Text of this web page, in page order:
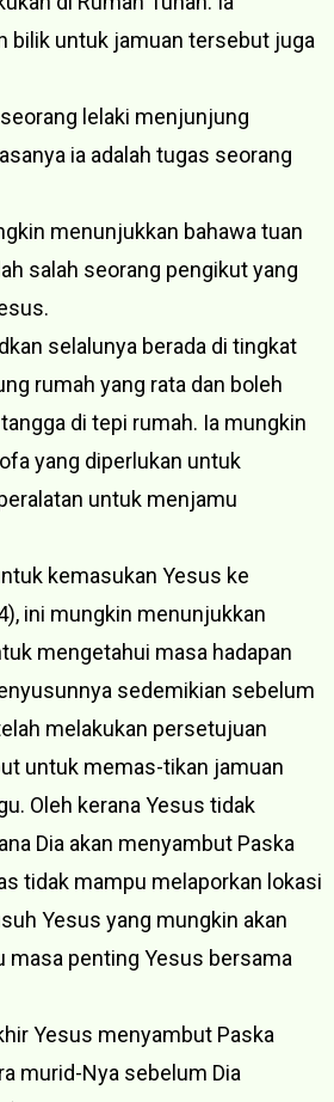
bilik untuk jamuan tersebut juga
lelaki menjunjung
ia adalah tugas seorang
menunjukkan bahawa tuan
salah seorang pengikut yang
selalunya berada di tingkat
rumah yang rata dan boleh
di tepi rumah. Ia mungkin
yang diperlukan untuk
untuk menjamu
kemasukan Yesus ke
ini mungkin menunjukkan
mengetahui masa hadapan
sedemikian sebelum
melakukan persetujuan
untuk memas-tikan jamuan
Oleh kerana Yesus tidak
Dia akan menyambut Paska
tidak mampu melaporkan lokasi
Yesus yang mungkin akan
masa penting Yesus bersama
Yesus menyambut Paska
murid-Nya sebelum Dia